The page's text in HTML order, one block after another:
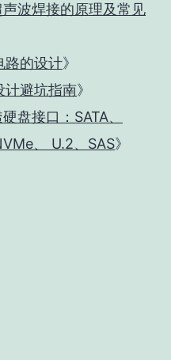
波焊接的原理及常见
路的设计》
计避坑指南》
盘接口：SATA、
、 U.2、SAS》